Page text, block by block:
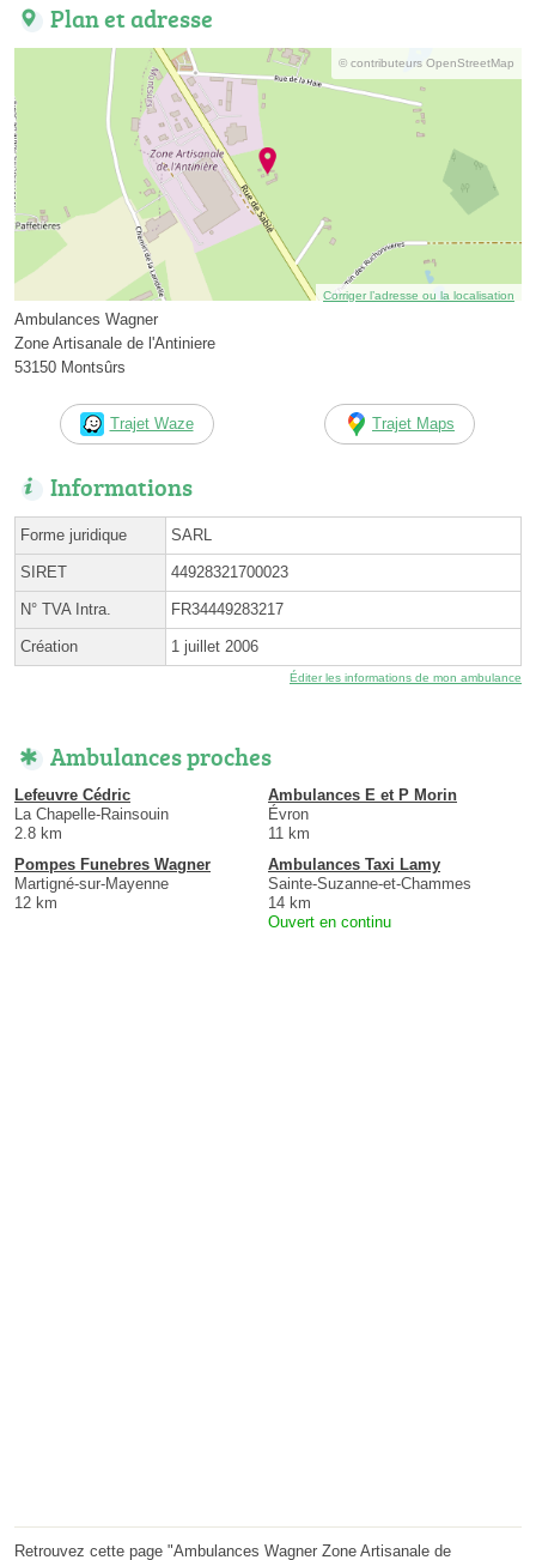
Plan et adresse
© contributeurs OpenStreetMap
Corriger l’adresse ou la localisation
Ambulances Wagner
Zone Artisanale de l'Antiniere
53150 Montsûrs
Trajet Waze Trajet Maps
Informations
Forme juridique SARL
SIRET 44928321700023
N° TVA Intra. FR34449283217
Création 1 juillet 2006
Éditer les informations de mon ambulance
Ambulances proches
Lefeuvre Cédric
La Chapelle-Rainsouin
2.8 km
Ambulances E et P Morin
Évron
11 km
Pompes Funebres Wagner
Martigné-sur-Mayenne
12 km
Ambulances Taxi Lamy
Sainte-Suzanne-et-Chammes
14 km
Ouvert en continu
Retrouvez cette page "Ambulances Wagner Zone Artisanale de